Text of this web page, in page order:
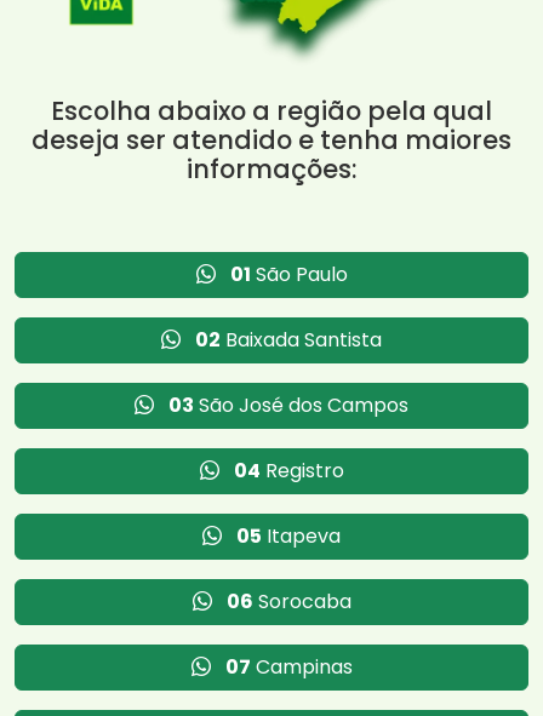
Escolha abaixo a região pela qual
deseja ser atendido e tenha maiores
informações:
01 São Paulo
02 Baixada Santista
03 São José dos Campos
04 Registro
05 Itapeva
06 Sorocaba
07 Campinas